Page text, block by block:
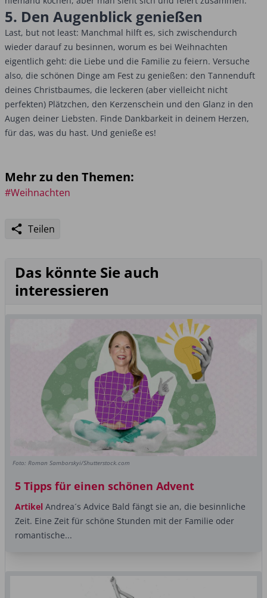
5. Den Augenblick genießen
Last, but not least: Manchmal hilft es, sich zwischendurch
wieder darauf zu besinnen, worum es bei Weihnachten
eigentlich geht: die Liebe und die Familie zu feiern. Versuche
also, die schönen Dinge am Fest zu genießen: den Tannenduft
deines Christbaumes, die leckeren (aber vielleicht nicht
perfekten) Plätzchen, den Kerzenschein und den Glanz in den
Augen deiner Liebsten. Finde Dankbarkeit in deinem Herzen,
für das, was du hast. Und genieße es!
Mehr zu den Themen:
#Weihnachten
Teilen
Das könnte Sie auch
interessieren
Foto: Roman Samborskyi/Shutterstock.com
5 Tipps für einen schönen Advent
Artikel Andrea´s Advice Bald fängt sie an, die ­besinnliche
Zeit. Eine Zeit für schöne Stunden mit der Familie oder
romantische...